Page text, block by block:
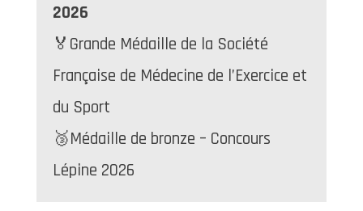
2026
🏅Grande Médaille de la Société
Française de Médecine de l’Exercice et
du Sport
🥉Médaille de bronze – Concours
Lépine 2026